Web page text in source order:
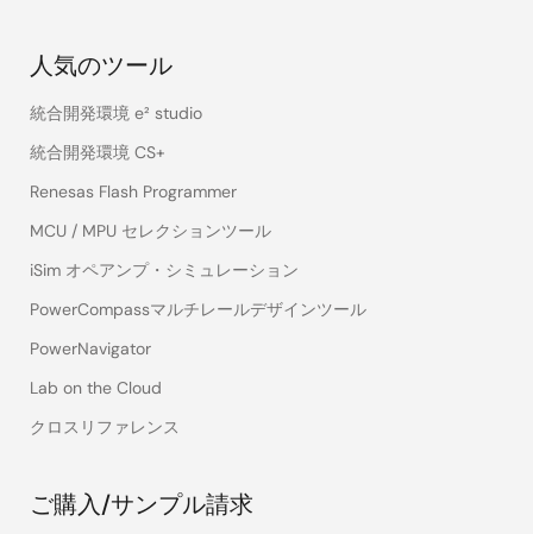
人気のツール
統合開発環境 e² studio
統合開発環境 CS+
Renesas Flash Programmer
MCU / MPU セレクションツール
iSim オペアンプ・シミュレーション
PowerCompassマルチレールデザインツール
PowerNavigator
Lab on the Cloud
クロスリファレンス
ご購入/サンプル請求